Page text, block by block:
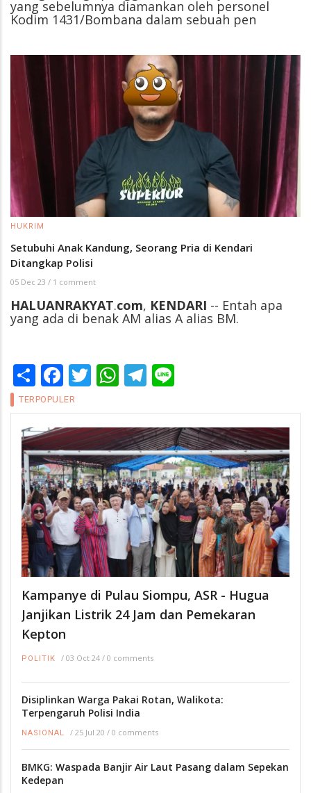
yang sebelumnya diamankan oleh personel
Kodim 1431/Bombana dalam sebuah pen
HUKRIM
Setubuhi Anak Kandung, Seorang Pria di Kendari
Ditangkap Polisi
05 Dec 23 / 1 comment
HALUANRAKYAT.com, KENDARI -- Entah apa
yang ada di benak AM alias A alias BM.
ShareFacebook
Twitter
WhatsApp
Telegram
TERPOPULER
Kampanye di Pulau Siompu, ASR - Hugua
Janjikan Listrik 24 Jam dan Pemekaran
Kepton
POLITIK / 03 Oct 24 / 0 comments
Disiplinkan Warga Pakai Rotan, Walikota:
Terpengaruh Polisi India
NASIONAL / 25 Jul 20 / 0 comments
BMKG: Waspada Banjir Air Laut Pasang dalam Sepekan
Kedepan